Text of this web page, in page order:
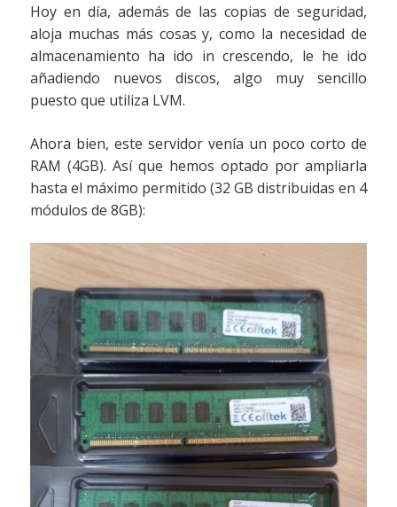
Hoy en día, además de las copias de seguridad,
aloja muchas más cosas y, como la necesidad de
almacenamiento ha ido in crescendo, le he ido
añadiendo nuevos discos, algo muy sencillo
puesto que utiliza LVM.
Ahora bien, este servidor venía un poco corto de
RAM (4GB). Así que hemos optado por ampliarla
hasta el máximo permitido (32 GB distribuidas en 4
módulos de 8GB):